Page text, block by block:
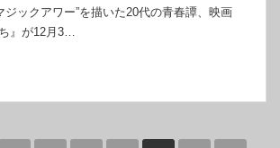
ジックアワー”を描いた20代の青春譚、映画
』が12月3…